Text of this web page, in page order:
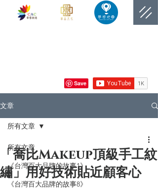
文章
所有文章
《台灣百大品牌的故事1》
《台灣百大品牌的故事8》
所有文章
「喬比Makeup頂級手工紋
繡」用好技術貼近顧客心